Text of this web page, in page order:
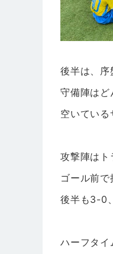
後半は、序
守備陣はど
空いている
攻撃陣はト
ゴール前
後半も3-0
ハーフタイ